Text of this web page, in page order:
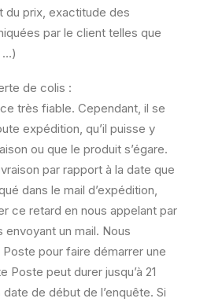
du prix, exactitude des
par le client telles que
…)
de colis :
très fiable. Cependant, il se
expédition, qu’il puisse y
ou que le produit s’égare.
par rapport à la date que
dans le mail d’expédition,
ce retard en nous appelant par
un mail. Nous
pour faire démarrer une
Poste peut durer jusqu’à 21
de début de l’enquête. Si